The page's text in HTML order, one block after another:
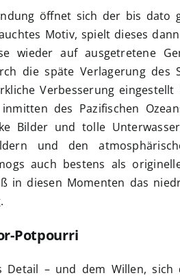
öffnet sich der bis dato
Motiv, spielt dieses
wieder auf ausgetretene
die späte Verlagerung des
Verbesserung
des Pazifischen
Bilder und tolle
und den
auch bestens als
in diesen Momenten das
Potpourri
Detail – und dem Willen, sich